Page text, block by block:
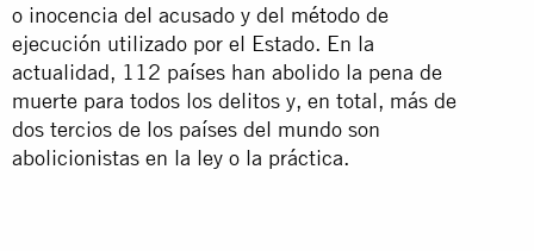
o inocencia del acusado y del método de
ejecución utilizado por el Estado. En la
actualidad, 112 países han abolido la pena de
muerte para todos los delitos y, en total, más de
dos tercios de los países del mundo son
abolicionistas en la ley o la práctica.